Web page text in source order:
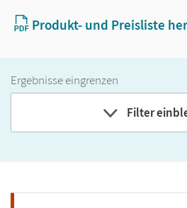
Produkt- und Preisliste
Ergebnisse eingrenzen
Filter